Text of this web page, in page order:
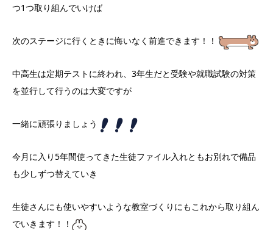
つ1つ取り組んでいけば
次のステージに行くときに悔いなく前進できます！！
中高生は定期テストに終われ、3年生だと受験や就職試験の対策
を並行して行うのは大変ですが
一緒に頑張りましょう
今月に入り5年間使ってきた生徒ファイル入れともお別れで備品
も少しずつ替えていき
生徒さんにも使いやすいような教室づくりにもこれから取り組ん
でいきます！！